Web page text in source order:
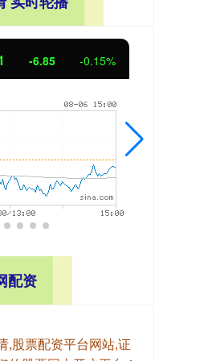
3.42 0.30%
配资
,股票配资平台网站,证